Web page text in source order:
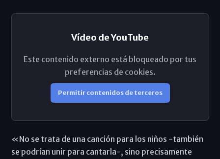
Vídeo de YouTube
Este contenido externo está bloqueado por tus
preferencias de cookies.
Permitir contenidos de terceros
«No se trata de una canción para los niños -también
se podrían unir para cantarla-, sino precisamente